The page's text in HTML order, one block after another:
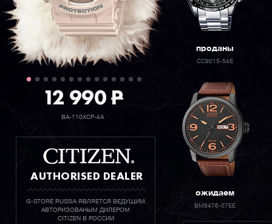
12 990P
BA-110XCP-4A
AUTHORISED DEALER
G-STORE RUSSIA ЯВЛЯЕТСЯ ВЕДУЩИМ
АВТОРИЗОВАНЫМ ДИЛЕРОМ
CITIZEN В РОССИИ
проданы
CC9015-54E
ожидаем
BM8476-07EE